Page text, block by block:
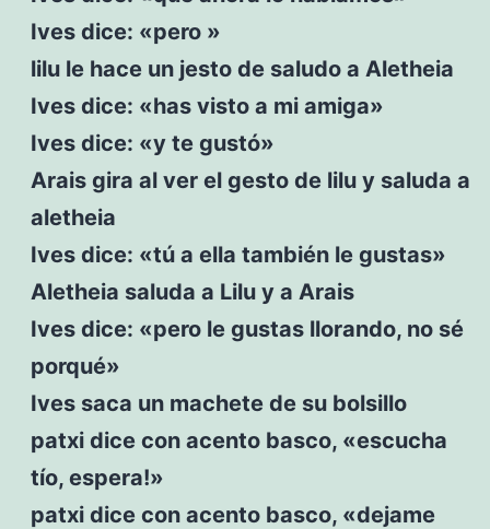
Ives dice: «pero »
lilu le hace un jesto de saludo a Aletheia
Ives dice: «has visto a mi amiga»
Ives dice: «y te gustó»
Arais gira al ver el gesto de lilu y saluda a
aletheia
Ives dice: «tú a ella también le gustas»
Aletheia saluda a Lilu y a Arais
Ives dice: «pero le gustas llorando, no sé
porqué»
Ives saca un machete de su bolsillo
patxi dice con acento basco, «escucha
tío, espera!»
patxi dice con acento basco, «dejame